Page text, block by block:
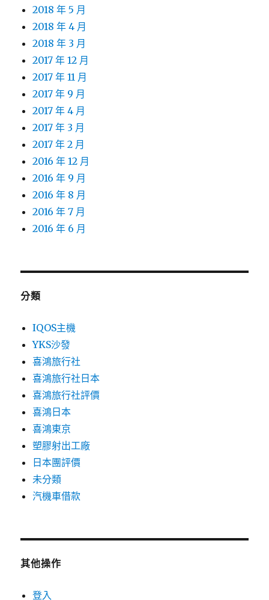
2018 年 5 月
2018 年 4 月
2018 年 3 月
2017 年 12 月
2017 年 11 月
2017 年 9 月
2017 年 4 月
2017 年 3 月
2017 年 2 月
2016 年 12 月
2016 年 9 月
2016 年 8 月
2016 年 7 月
2016 年 6 月
分類
IQOS主機
YKS沙發
喜鴻旅行社
喜鴻旅行社日本
喜鴻旅行社評價
喜鴻日本
喜鴻東京
塑膠射出工廠
日本團評價
未分類
汽機車借款
其他操作
登入